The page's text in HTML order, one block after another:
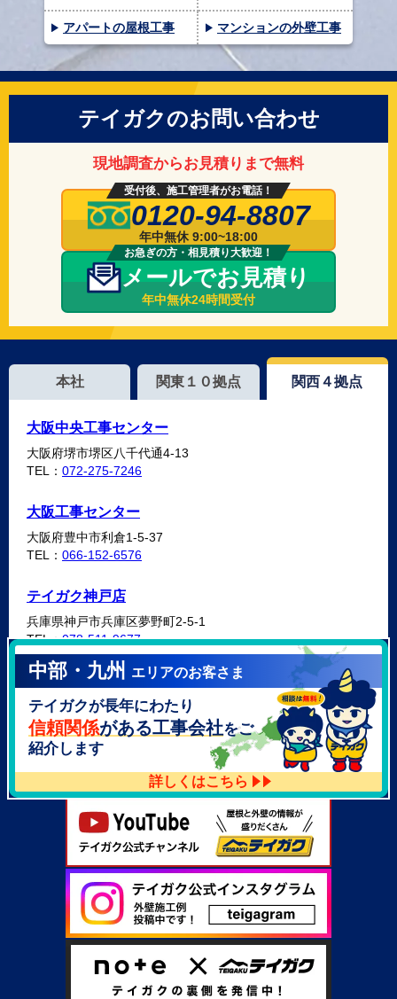
アパートの屋根工事 マンションの外壁工事
テイガクのお問い合わせ
現地調査からお見積りまで無料
受付後、施工管理者がお電話！
0120-94-8807
年中無休 9:00~18:00
お急ぎの方・相見積り大歓迎！
メールでお見積り
年中無休24時間受付
本社 関東１０拠点 関西４拠点
大阪中央工事センター
大阪府堺市堺区八千代通4-13
TEL： 072-275-7246
大阪工事センター
大阪府豊中市利倉1-5-37
TEL： 066-152-6576
テイガク神戸店
兵庫県神戸市兵庫区夢野町2-5-1
TEL：078-511-9677
テイガク泉北・泉南店
大阪府泉北郡忠岡町高月南3-14
TEL：072-521-2637
中部・九州 エリアのお客さま
テイガクが長年にわたり
信頼関係がある工事会社をご
紹介します
詳しくはこちら